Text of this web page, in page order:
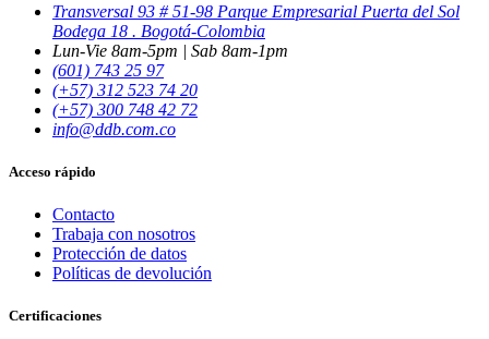
Transversal 93 # 51-98 Parque Empresarial Puerta del Sol
Bodega 18 . Bogotá-Colombia
Lun-Vie 8am-5pm | Sab 8am-1pm
(601) 743 25 97
(+57) 312 523 74 20
(+57) 300 748 42 72
info@ddb.com.co
Acceso rápido
Contacto
Trabaja con nosotros
Protección de datos
Políticas de devolución
Certificaciones